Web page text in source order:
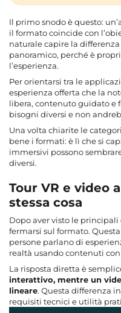
Il primo snodo è questo:
il formato coincide con
naturale capire la
panoramico, perché è
l’esperienza.
Per orientarsi tra le
esperienza offerta che la
libera, contenuto guidato e
bisogni diversi e non
Una volta chiarite le
bene i formati: è lì che si
immersivi possono
diversi.
Tour VR e video
stessa cosa
Dopo aver visto le
fermarsi sul formato.
persone parlano di
realtà usando contenuti
La risposta diretta è
interattivo, mentre un
lineare. Questa differenza
requisiti tecnici e utilità